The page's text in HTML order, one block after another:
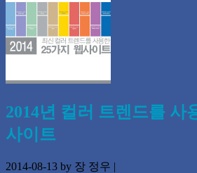
2014년 컬러 트렌드를 사
사이트
2014-08-13 by 장 정우 |